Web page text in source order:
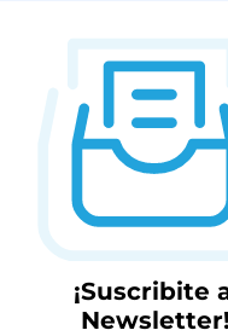
¡Suscribite
Newsletter!